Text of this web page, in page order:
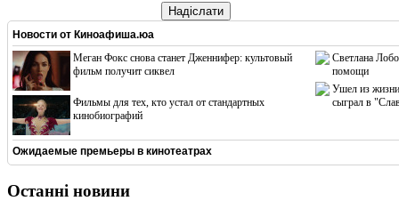
Надіслати
Новости от Киноафиша.юа
Меган Фокс снова станет Дженнифер: культовый
фильм получит сиквел
Фильмы для тех, кто устал от стандартных
кинобиографий
Светлана
помощи
Ушел из жизни
сыграл в
Ожидаемые премьеры в кинотеатрах
Останні новини